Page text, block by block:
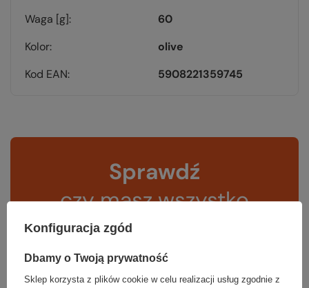
Waga [g]
60
Kolor
olive
Kod EAN
5908221359745
Sprawdź
czy masz wszystko
TWOJA LISTA SPRZĘTOWA
Konfiguracja zgód
Dbamy o Twoją prywatność
Sklep korzysta z plików cookie w celu realizacji usług zgodnie z